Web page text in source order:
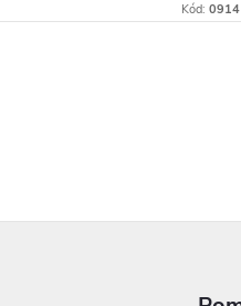
Kód: 0914